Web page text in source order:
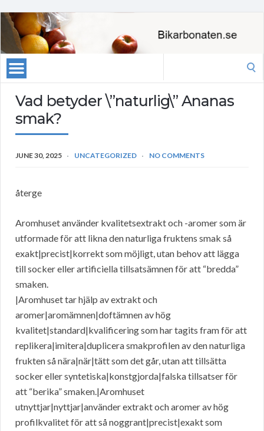
Vad betyder \”naturlig\” Ananas
smak?
JUNE 30, 2025 UNCATEGORIZED NO COMMENTS
återge
Aromhuset använder kvalitetsextrakt och -aromer som är
utformade för att likna den naturliga fruktens smak så
exakt|precist|korrekt som möjligt, utan behov att lägga
till socker eller artificiella tillsatsämnen för att “bredda”
smaken.
|Aromhuset tar hjälp av extrakt och
aromer|aromämnen|doftämnen av hög
kvalitet|standard|kvalificering som har tagits fram för att
replikera|imitera|duplicera smakprofilen av den naturliga
frukten så nära|när|tätt som det går, utan att tillsätta
socker eller syntetiska|konstgjorda|falska tillsatser för
att “berika” smaken.|Aromhuset
utnyttjar|nyttjar|använder extrakt och aromer av hög
profilkvalitet för att så noggrant|precist|exakt som